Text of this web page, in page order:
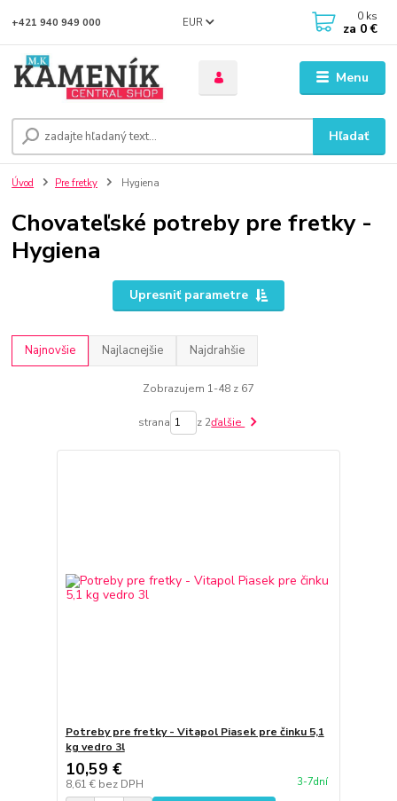
Menu
EUR
Hľadať
+421 940 949 000 0 ks
za 0 €
Úvod Pre fretky Hygiena
Chovateľské potreby pre fretky -
Hygiena
Upresniť parametre
Najnovšie Najlacnejšie Najdrahšie
Zobrazujem 1-48 z 67
strana z 2ďalšie
Potreby pre fretky - Vitapol Piasek pre činku 5,1
kg vedro 3l
10,59 €
8,61 € bez DPH 3-7dní